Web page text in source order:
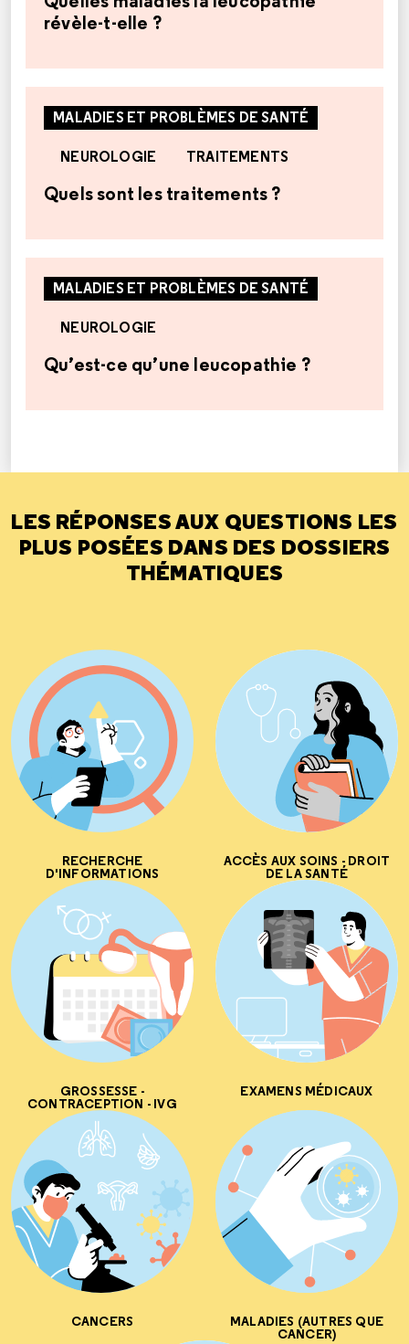
révèle-t-elle ?
MALADIES ET PROBLÈMES DE SANTÉ
NEUROLOGIE TRAITEMENTS
Quels sont les traitements ?
MALADIES ET PROBLÈMES DE SANTÉ
NEUROLOGIE
Qu’est-ce qu’une leucopathie ?
LES RÉPONSES AUX QUESTIONS LES
PLUS POSÉES DANS DES DOSSIERS
THÉMATIQUES
RECHERCHE
D'INFORMATIONS
ACCÈS AUX SOINS - DROIT
DE LA SANTÉ
GROSSESSE -
CONTRACEPTION - IVG
EXAMENS MÉDICAUX
CANCERS MALADIES (AUTRES QUE
CANCER)